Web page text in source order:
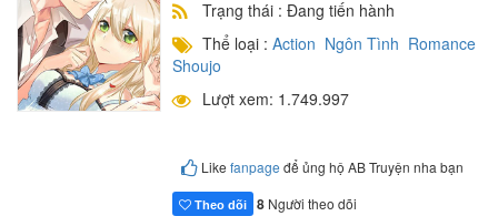
Trạng thái : Đang tiến hành
Thể loại : Action Ngôn Tình Romance
Shoujo
Lượt xem: 1.749.997
Like fanpage để ủng hộ AB Truyện nha bạn
Theo dõi 8 Người theo dõi